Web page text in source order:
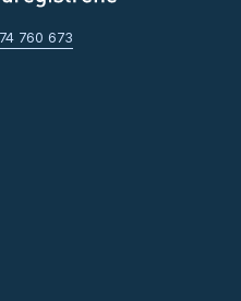
760 673